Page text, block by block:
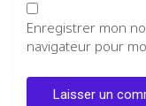
Enregistrer mon
navigateur pour